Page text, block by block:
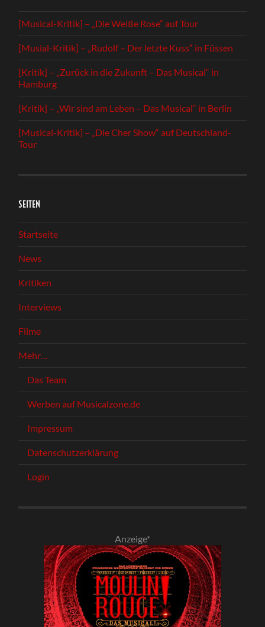
[Musical-Kritik] – „Die Weiße Rose“ auf Tour
[Musial-Kritik] – „Rudolf – Der letzte Kuss“ in Füssen
[Kritik] – „Zurück in die Zukunft – Das Musical“ in
Hamburg
[Kritik] – „Wir sind am Leben – Das Musical“ in Berlin
[Musical-Kritik] – „Die Cher Show“ auf Deutschland-
Tour
SEITEN
Startseite
News
Kritiken
Interviews
Filme
Mehr…
Das Team
Werben auf Musicalzone.de
Impressum
Datenschutzerklärung
Login
Anzeige*